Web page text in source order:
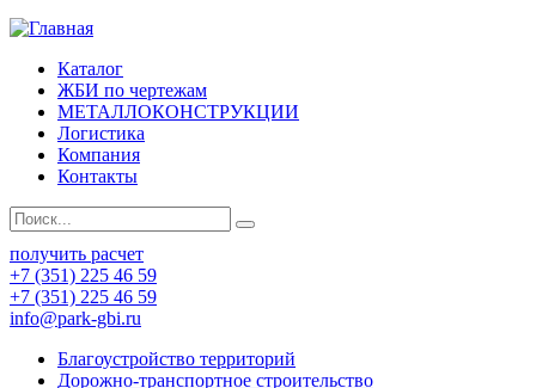
Каталог
ЖБИ по чертежам
МЕТАЛЛОКОНСТРУКЦИИ
Логистика
Компания
Контакты
получить расчет
+7 (351) 225 46 59
+7 (351) 225 46 59
info@park-gbi.ru
Благоустройство территорий
Дорожно-транспортное строительство